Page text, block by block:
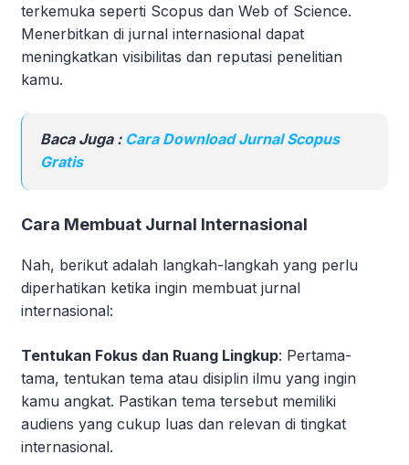
terkemuka seperti Scopus dan Web of Science.
Menerbitkan di jurnal internasional dapat
meningkatkan visibilitas dan reputasi penelitian
kamu.
Baca Juga : Cara Download Jurnal Scopus
Gratis
Cara Membuat Jurnal Internasional
Nah, berikut adalah langkah-langkah yang perlu
diperhatikan ketika ingin membuat jurnal
internasional:
Tentukan Fokus dan Ruang Lingkup: Pertama-
tama, tentukan tema atau disiplin ilmu yang ingin
kamu angkat. Pastikan tema tersebut memiliki
audiens yang cukup luas dan relevan di tingkat
internasional.